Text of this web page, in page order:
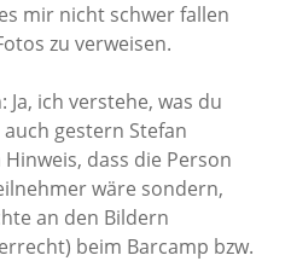
mir nicht schwer fallen
zu verweisen.
ich verstehe, was du
gestern Stefan
dass die Person
wäre sondern,
an den Bildern
beim Barcamp bzw.